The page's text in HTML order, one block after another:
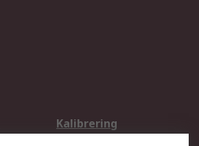
Kalibrering